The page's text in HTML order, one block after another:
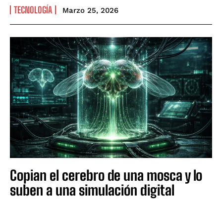
TECNOLOGÍA Marzo 25, 2026
Copian el cerebro de una mosca y lo
suben a una simulación digital